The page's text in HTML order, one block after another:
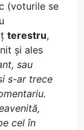
(voturile se
terestru,
și ales
sau
s-ar trece
cel în